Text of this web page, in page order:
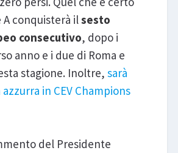
A conquisterà ilsesto
consecutivo, dopo i
anno e i due di Roma e
stagione. Inoltre, sarà
in CEV Champions
del Presidente